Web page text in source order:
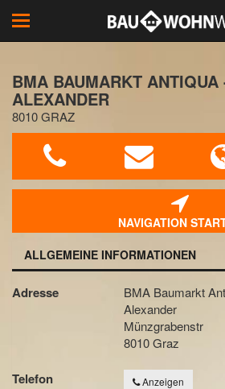
Toggle
navigation
BMA BAUMARKT ANTIQUA
ALEXANDER
8010 GRAZ
NAVIGATION
ALLGEMEINE INFORMATIONEN
Adresse
BMA Baumarkt
Alexander
Münzgrabenstr
8010 Graz
Telefon Anzeigen